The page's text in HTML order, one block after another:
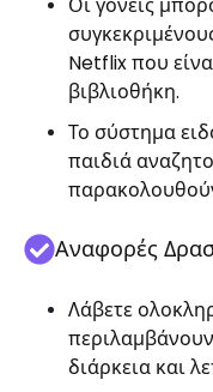
Netflix που
βιβλιοθήκη.
Το σύστημα
παιδιά
Αναφορές
Λάβετε
διάρκεια και